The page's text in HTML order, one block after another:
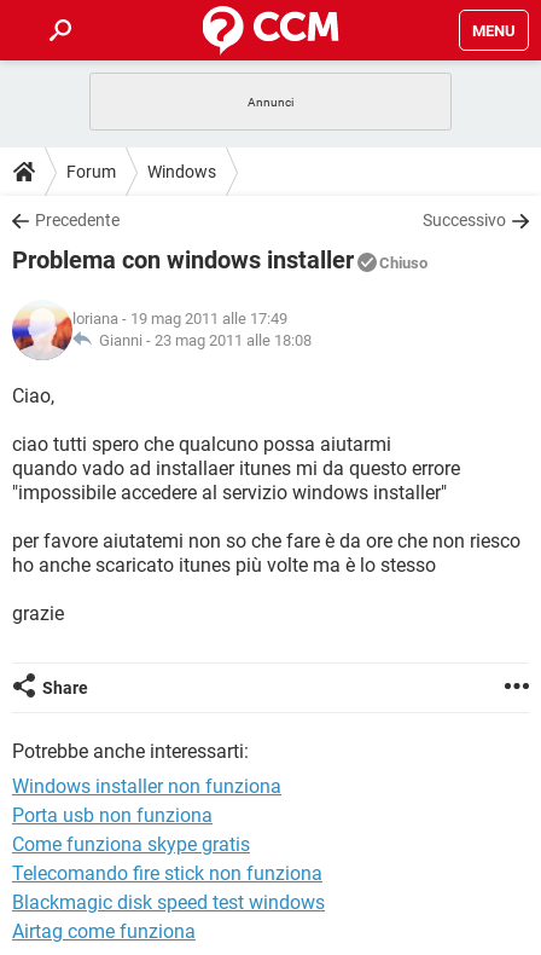
MENU
INTRATTENIMENTO
iOS
INSTAGRAM WHATSAPP
HARDWARE
GUIDE
COVID-19
INSTAGRAM
TIKTOK
HARDWARE
DOWNLOAD
COVID-19 GAMING
iOS WINDOWS 10
INSTAGRAM
HARDWARE
COVID-19
INTRATTENIMENTO
iOS
INSTAGRAM WHATSAPP
TIKTOK FACEBOOK
GLOSSARIO
COVID-19
iOS WINDOWS 10
INSTAGRAM
TIKTOK FACEBOOK
Forum Windows
Precedente Successivo
Problema con windows installer Chiuso
loriana - 19 mag 2011 alle 17:49
Gianni - 23 mag 2011 alle 18:08
Ciao,
ciao tutti spero che qualcuno possa aiutarmi
quando vado ad installaer itunes mi da questo errore
"impossibile accedere al servizio windows installer"
per favore aiutatemi non so che fare è da ore che non riesco
ho anche scaricato itunes più volte ma è lo stesso
grazie
Share
Potrebbe anche interessarti:
Windows installer non funziona
Porta usb non funziona
Come funziona skype gratis
Telecomando fire stick non funziona
Blackmagic disk speed test windows
Airtag come funziona